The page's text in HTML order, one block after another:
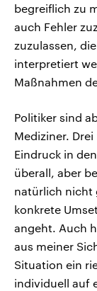
begreiflich zu
auch Fehler
zuzulassen,
interpretiert
Maßnahmen
Politiker sind
Mediziner.
Eindruck in
überall, aber
natürlich nicht
konkrete
angeht. Auch
aus meiner
Situation ein
individuell auf